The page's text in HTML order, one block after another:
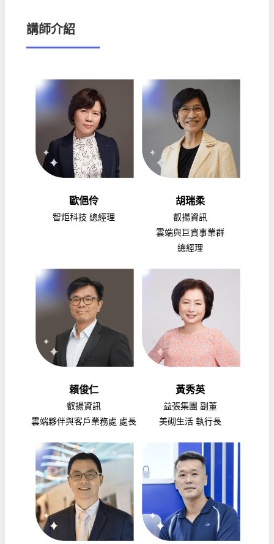
講師介紹
歐俋伶
智炬科技 總經理
胡瑞柔
叡揚資訊
雲端與巨資事業群
總經理
賴俊仁
叡揚資訊
雲端夥伴與客戶業務處 處長
黃秀英
益張集團 副董
美砌生活 執行長